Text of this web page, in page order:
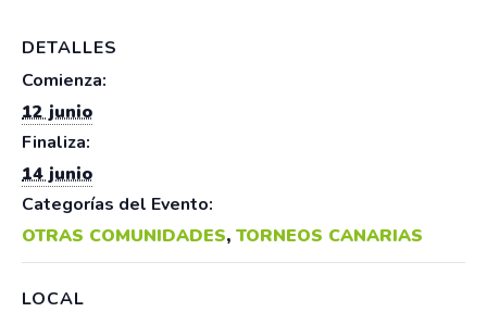
DETALLES
Comienza:
12 junio
Finaliza:
14 junio
Categorías del Evento:
OTRAS COMUNIDADES, TORNEOS CANARIAS
LOCAL